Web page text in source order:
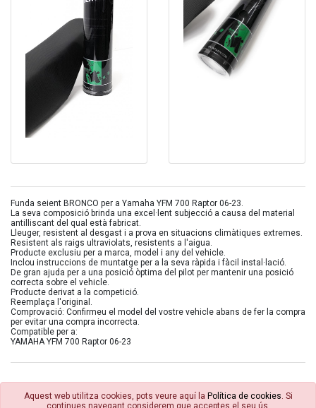
Funda seient BRONCO per a Yamaha YFM 700 Raptor 06-23.
La seva composició brinda una excel·lent subjecció a causa del material
antilliscant del qual està fabricat.
Lleuger, resistent al desgast i a prova en situacions climàtiques extremes.
Resistent als raigs ultraviolats, resistents a l'aigua.
Producte exclusiu per a marca, model i any del vehicle.
Inclou instruccions de muntatge per a la seva ràpida i fàcil instal·lació.
De gran ajuda per a una posició òptima del pilot per mantenir una posició
correcta sobre el vehicle.
Producte derivat a la competició.
Reemplaça l'original.
Comprovació: Confirmeu el model del vostre vehicle abans de fer la compra
per evitar una compra incorrecta.
Compatible per a:
YAMAHA YFM 700 Raptor 06-23
Aquest web utilitza cookies, pots veure aquí la Política de cookies . Si
continues navegant considerem que acceptes el seu ús.